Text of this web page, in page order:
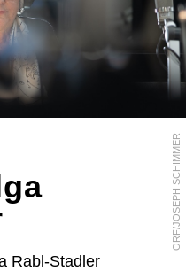
ORF/JOSEPH SCHIMMER
Rabl-Stadler